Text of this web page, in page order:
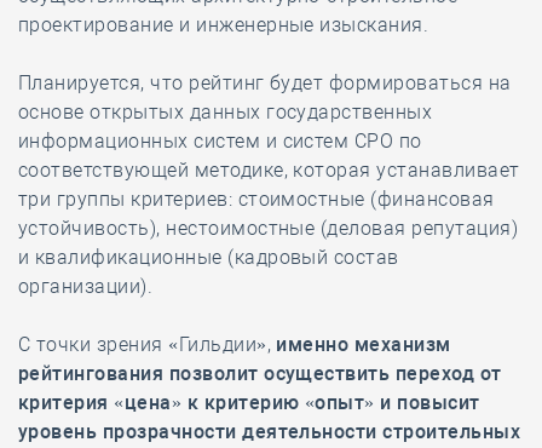
проектирование и инженерные изыскания.
Планируется, что рейтинг будет формироваться на
основе открытых данных государственных
информационных систем и систем СРО по
соответствующей методике, которая устанавливает
три группы критериев: стоимостные (финансовая
устойчивость), нестоимостные (деловая репутация)
и квалификационные (кадровый состав
организации).
С точки зрения «Гильдии», именно механизм
рейтингования позволит осуществить переход от
критерия «цена» к критерию «опыт» и повысит
уровень прозрачности деятельности строительных